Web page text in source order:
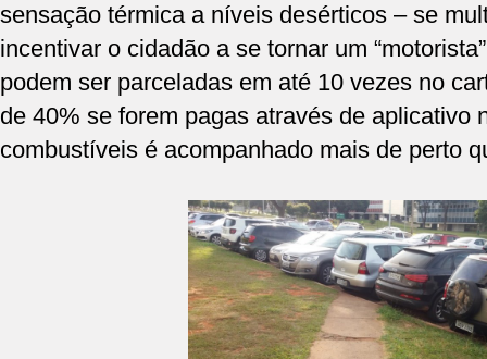
sensação térmica a níveis desérticos – se
incentivar o cidadão a se tornar um
podem ser parceladas em até 10 vezes no
de 40% se forem pagas através de aplicativo
combustíveis é acompanhado mais de perto